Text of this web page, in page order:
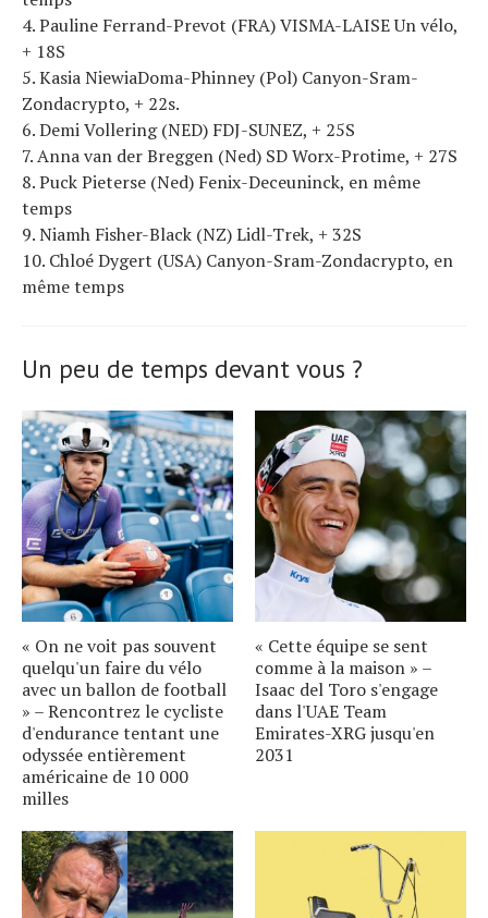
4. Pauline Ferrand-Prevot (FRA) VISMA-LAISE Un vélo,
+ 18S
5. Kasia NiewiaDoma-Phinney (Pol) Canyon-Sram-
Zondacrypto, + 22s.
6. Demi Vollering (NED) FDJ-SUNEZ, + 25S
7. Anna van der Breggen (Ned) SD Worx-Protime, + 27S
8. Puck Pieterse (Ned) Fenix-Deceuninck, en même
temps
9. Niamh Fisher-Black (NZ) Lidl-Trek, + 32S
10. Chloé Dygert (USA) Canyon-Sram-Zondacrypto, en
même temps
Un peu de temps devant vous ?
« On ne voit pas souvent
quelqu'un faire du vélo
avec un ballon de football
» – Rencontrez le cycliste
d'endurance tentant une
odyssée entièrement
américaine de 10 000
milles
« Cette équipe se sent
comme à la maison » –
Isaac del Toro s'engage
dans l'UAE Team
Emirates-XRG jusqu'en
2031